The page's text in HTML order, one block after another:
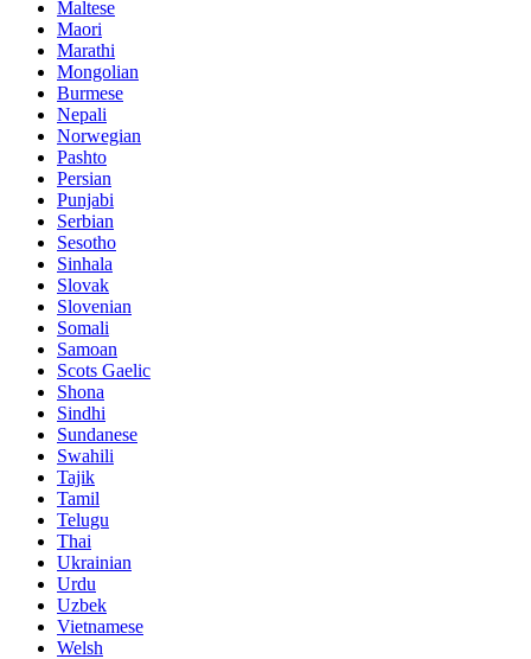
Maltese
Maori
Marathi
Mongolian
Burmese
Nepali
Norwegian
Pashto
Persian
Punjabi
Serbian
Sesotho
Sinhala
Slovak
Slovenian
Somali
Samoan
Scots Gaelic
Shona
Sindhi
Sundanese
Swahili
Tajik
Tamil
Telugu
Thai
Ukrainian
Urdu
Uzbek
Vietnamese
Welsh